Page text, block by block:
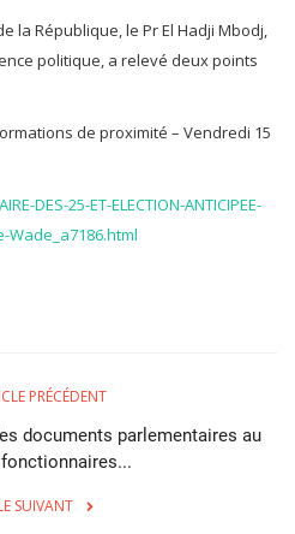
la République, le Pr El Hadji Mbodj,
politique, a relevé deux points
de proximité – Vendredi 15
DES-25-ET-ELECTION-ANTICIPEE-
Wade_a7186.html
PRÉCÉDENT
documents parlementaires au
SUIVANT